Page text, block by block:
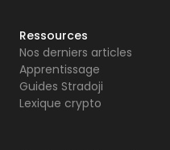
Ressources
Nos derniers articles
Apprentissage
Guides Stradoji
Lexique crypto